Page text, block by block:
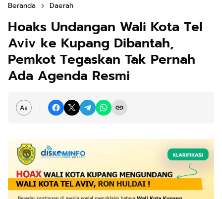
Beranda Daerah
Hoaks Undangan Wali Kota Tel
Aviv ke Kupang Dibantah,
Pemkot Tegaskan Tak Pernah
Ada Agenda Resmi